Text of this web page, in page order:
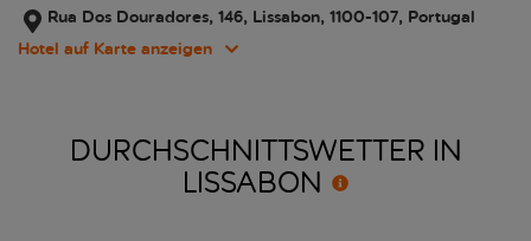
Rua Dos Douradores, 146, Lissabon, 1100-107, Portugal
Hotel auf Karte anzeigen
DURCHSCHNITTSWETTER IN
LISSABON